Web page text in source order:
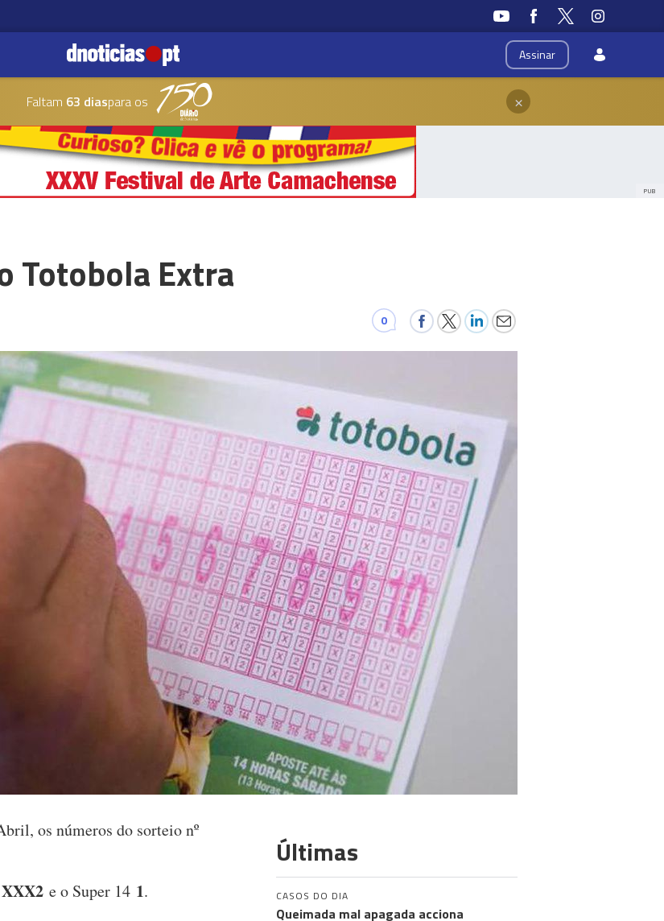
Assinar
Faltam 63 diaspara os ×
PUB
Totobola Extra
0
os números do sorteio nº
XXX2 e o Super 14 1.
Últimas
CASOS DO DIA
Queimada mal apagada acciona